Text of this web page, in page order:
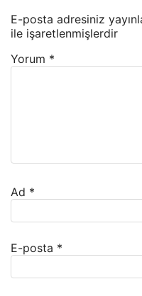
E-posta adresiniz
ile işaretlenmişlerdir
Yorum *
Ad *
E-posta *